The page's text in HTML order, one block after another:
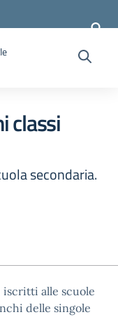
classi
secondaria.
iscritti alle scuole
delle singole